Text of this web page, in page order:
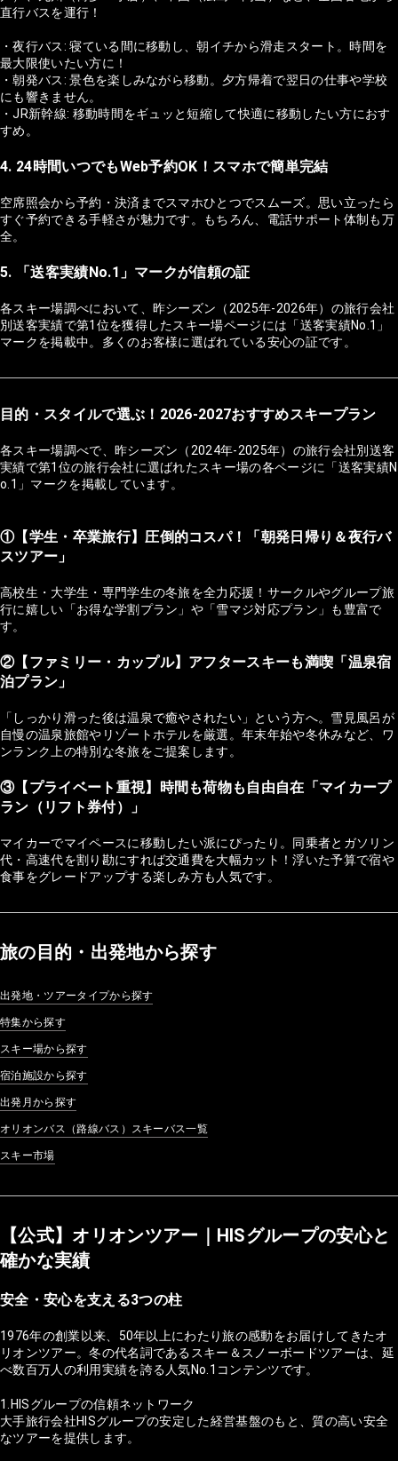
直行バスを運行！
・夜行バス: 寝ている間に移動し、朝イチから滑走スタート。時間を
最大限使いたい方に！
・朝発バス: 景色を楽しみながら移動。夕方帰着で翌日の仕事や学校
にも響きません。
・JR新幹線: 移動時間をギュッと短縮して快適に移動したい方におす
すめ。
4. 24時間いつでもWeb予約OK！スマホで簡単完結
空席照会から予約・決済までスマホひとつでスムーズ。思い立ったら
すぐ予約できる手軽さが魅力です。もちろん、電話サポート体制も万
全。
5. 「送客実績No.1」マークが信頼の証
各スキー場調べにおいて、昨シーズン（2025年-2026年）の旅行会社
別送客実績で第1位を獲得したスキー場ページには「送客実績No.1」
マークを掲載中。多くのお客様に選ばれている安心の証です。
目的・スタイルで選ぶ！2026-2027おすすめスキープラン
各スキー場調べで、昨シーズン（2024年-2025年）の旅行会社別送客
実績で第1位の旅行会社に選ばれたスキー場の各ページに「送客実績N
o.1」マークを掲載しています。
①【学生・卒業旅行】圧倒的コスパ！「朝発日帰り＆夜行バ
スツアー」
高校生・大学生・専門学生の冬旅を全力応援！サークルやグループ旅
行に嬉しい「お得な学割プラン」や「雪マジ対応プラン」も豊富で
す。
②【ファミリー・カップル】アフタースキーも満喫「温泉宿
泊プラン」
「しっかり滑った後は温泉で癒やされたい」という方へ。雪見風呂が
自慢の温泉旅館やリゾートホテルを厳選。年末年始や冬休みなど、ワ
ンランク上の特別な冬旅をご提案します。
③【プライベート重視】時間も荷物も自由自在「マイカープ
ラン（リフト券付）」
マイカーでマイペースに移動したい派にぴったり。同乗者とガソリン
代・高速代を割り勘にすれば交通費を大幅カット！浮いた予算で宿や
食事をグレードアップする楽しみ方も人気です。
旅の目的・出発地から探す
出発地・ツアータイプから探す
特集から探す
スキー場から探す
宿泊施設から探す
出発月から探す
オリオンバス（路線バス）スキーバス一覧
スキー市場
【公式】オリオンツアー｜HISグループの安心と
確かな実績
安全・安心を支える3つの柱
1976年の創業以来、50年以上にわたり旅の感動をお届けしてきたオ
リオンツアー。冬の代名詞であるスキー＆スノーボードツアーは、延
べ数百万人の利用実績を誇る人気No.1コンテンツです。
1.HISグループの信頼ネットワーク
大手旅行会社HISグループの安定した経営基盤のもと、質の高い安全
なツアーを提供します。